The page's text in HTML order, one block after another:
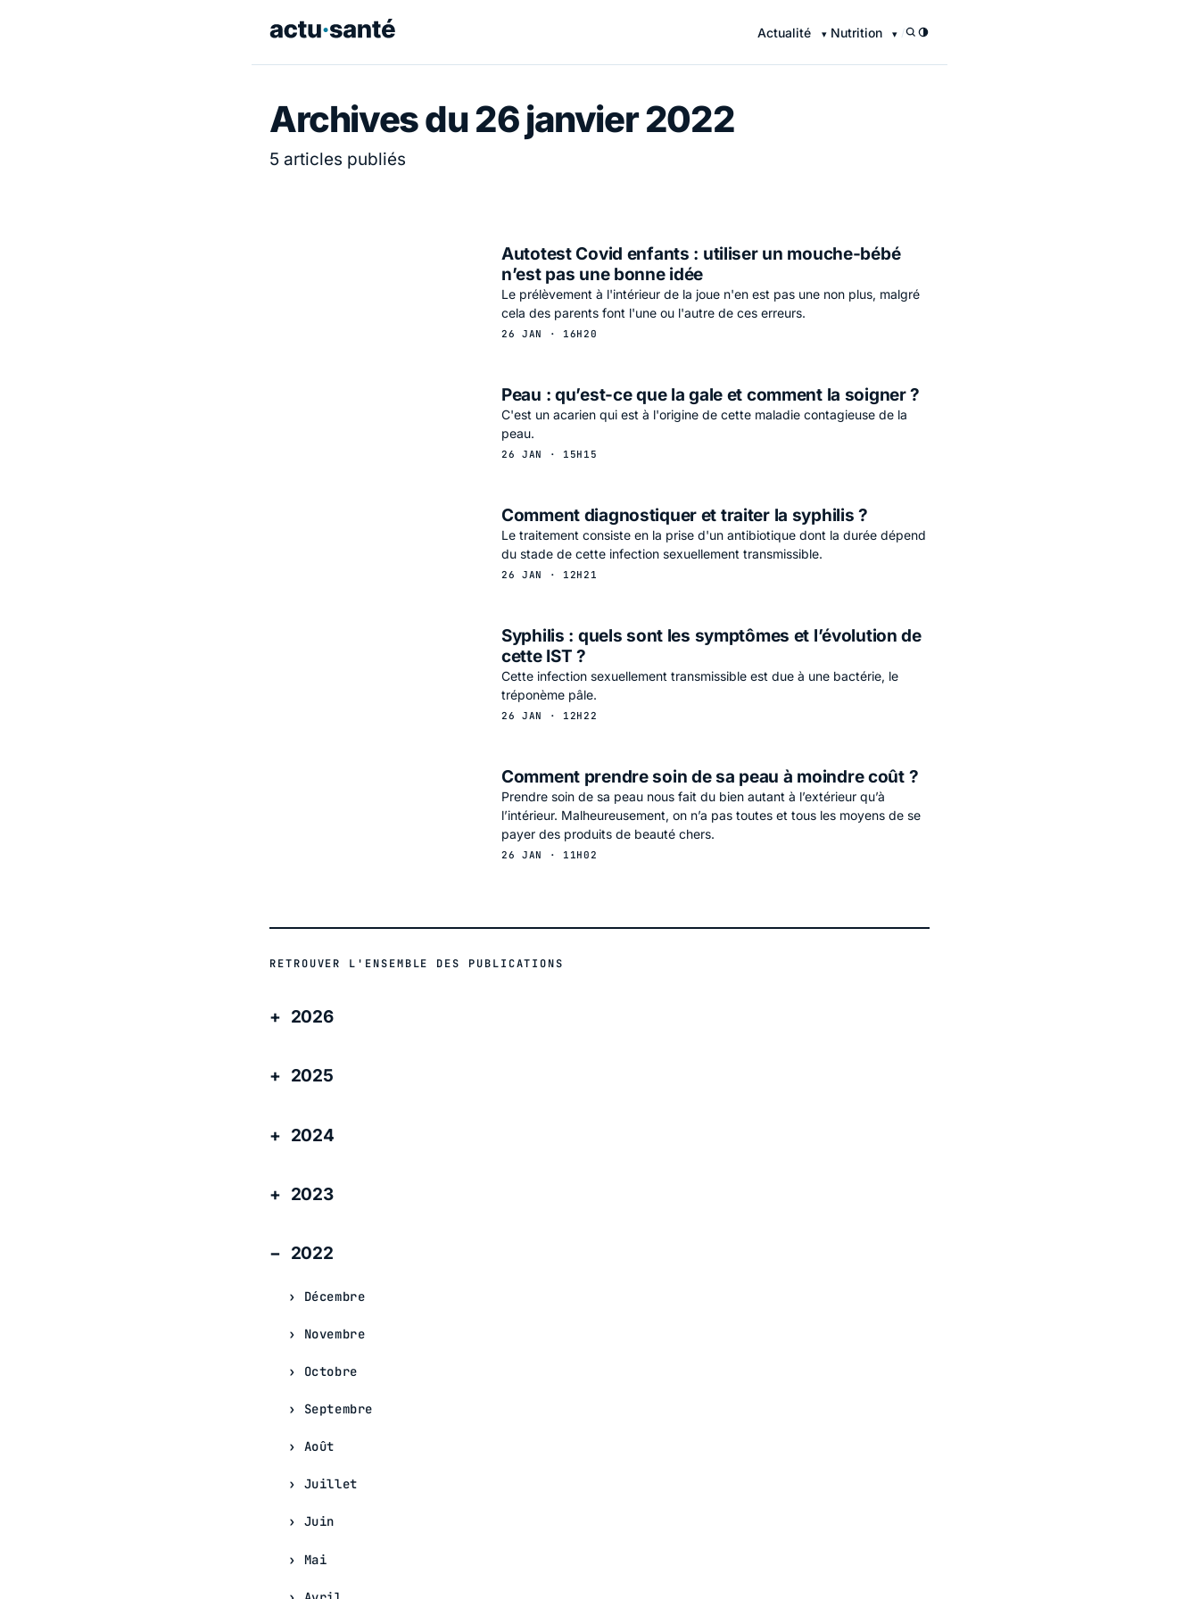
Actualité Nutrition /
Archives du 26 janvier 2022
5 articles publiés
Autotest Covid enfants : utiliser un mouche-bébé
n’est pas une bonne idée
Le prélèvement à l'intérieur de la joue n'en est pas une non plus, malgré
cela des parents font l'une ou l'autre de ces erreurs.
26 JAN · 16H20
Peau : qu’est-ce que la gale et comment la soigner ?
C'est un acarien qui est à l'origine de cette maladie contagieuse de la
peau.
26 JAN · 15H15
Comment diagnostiquer et traiter la syphilis ?
Le traitement consiste en la prise d'un antibiotique dont la durée dépend
du stade de cette infection sexuellement transmissible.
26 JAN · 12H21
Syphilis : quels sont les symptômes et l’évolution de
cette IST ?
Cette infection sexuellement transmissible est due à une bactérie, le
tréponème pâle.
26 JAN · 12H22
Comment prendre soin de sa peau à moindre coût ?
Prendre soin de sa peau nous fait du bien autant à l’extérieur qu’à
l’intérieur. Malheureusement, on n’a pas toutes et tous les moyens de se
payer des produits de beauté chers.
26 JAN · 11H02
RETROUVER L'ENSEMBLE DES PUBLICATIONS
2026
2025
2024
2023
2022
Décembre
Novembre
Octobre
Septembre
Août
Juillet
Juin
Mai